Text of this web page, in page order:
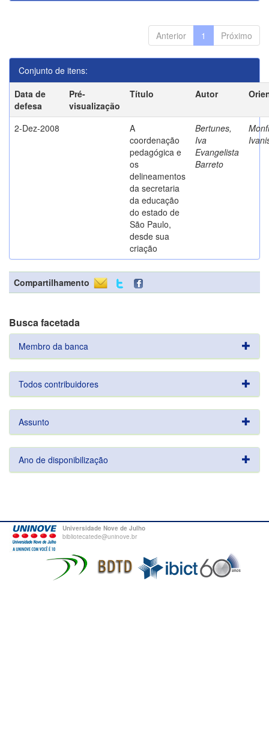
Anterior 1 Próximo
Conjunto de itens:
Data de
defesa
Pré-
visualização
Título Autor
2-Dez-2008
A
coordenação
pedagógica e
os
delineamentos
da secretaria
da educação
do estado de
São Paulo,
desde sua
criação
Bertunes,
Iva
Evangelista
Barreto
Compartilhamento
Busca facetada
Membro da banca
Todos contribuidores
Assunto
Ano de disponibilização
Universidade Nove de Julho
bibliotecatede@uninove.br